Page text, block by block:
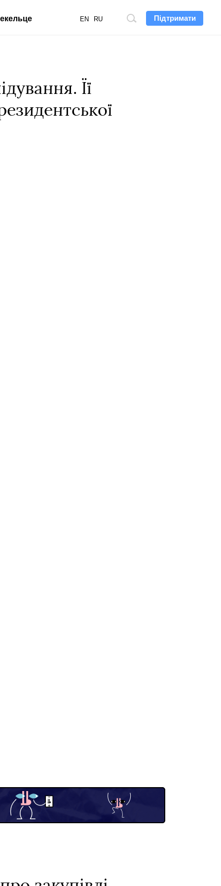
Підтримати
Пошук
EN RU
Її